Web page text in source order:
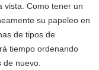
vista. Como tener un
su papeleo en
de tipos de
tiempo ordenando
nuevo.